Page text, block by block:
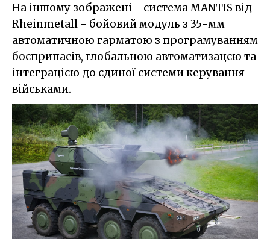
На іншому зображені - система MANTIS від
Rheinmetall - бойовий модуль з 35-мм
автоматичною гарматою з програмуванням
боєприпасів, глобальною автоматизацєю та
інтеграцією до єдиної системи керування
військами.